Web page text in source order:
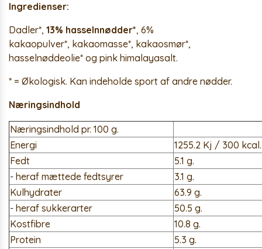
Ingredienser:
Dadler*, 13% hasselnnødder*, 6%
kakaopulver*, kakaomasse*, kakaosmør*,
hasselnøddeolie* og pink himalayasalt.
* = Økologisk. Kan indeholde sport af andre nødder.
Næringsindhold
Næringsindhold pr. 100 g.
Energi
1255.2 Kj / 300 kcal.
Fedt
5.1 g.
- heraf mættede fedtsyrer
3.1 g.
Kulhydrater
63.9 g.
- heraf sukkerarter
50.5 g.
Kostfibre
10.8 g.
Protein
5.3 g.